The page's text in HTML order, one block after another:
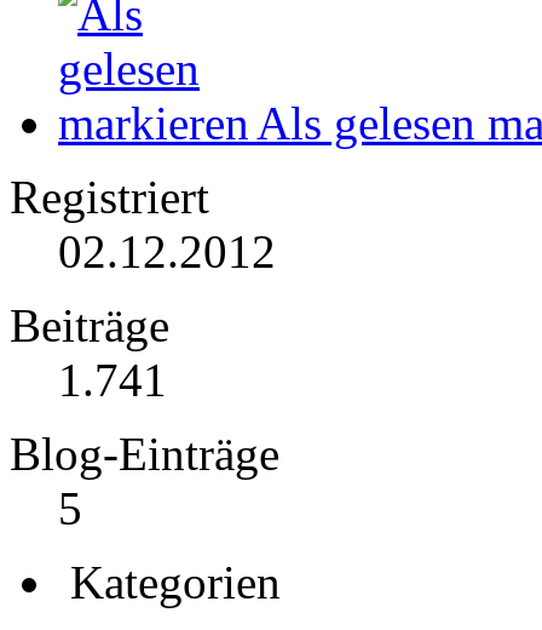
Als gelesen
Registriert
02.12.2012
Beiträge
1.741
Blog-Einträge
5
Kategorien